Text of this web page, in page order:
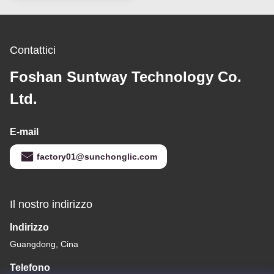
Contattici
Foshan Suntway Technology Co.
Ltd.
E-mail
factory01@sunchonglic.com
Il nostro indirizzo
Indirizzo
Guangdong, Cina
Telefono